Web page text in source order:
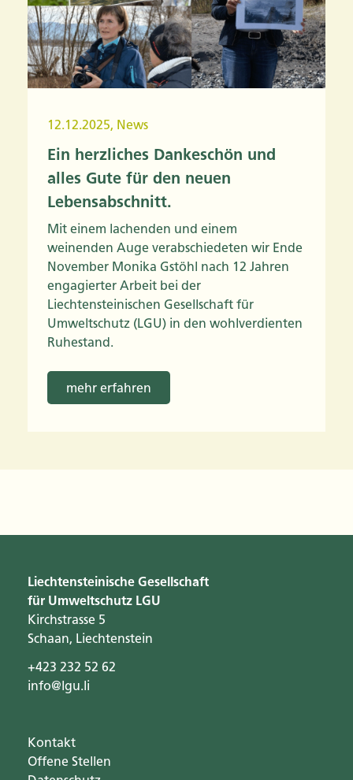
12.12.2025, News
Ein herzliches Dankeschön und
alles Gute für den neuen
Lebensabschnitt.
Mit einem lachenden und einem
weinenden Auge verabschiedeten wir Ende
November Monika Gstöhl nach 12 Jahren
engagierter Arbeit bei der
Liechtensteinischen Gesellschaft für
Umweltschutz (LGU) in den wohlverdienten
Ruhestand.
mehr erfahren
Liechtensteinische Gesellschaft
für Umweltschutz LGU
Kirchstrasse 5
Schaan, Liechtenstein
+423 232 52 62
info@lgu.li
Kontakt
Offene Stellen